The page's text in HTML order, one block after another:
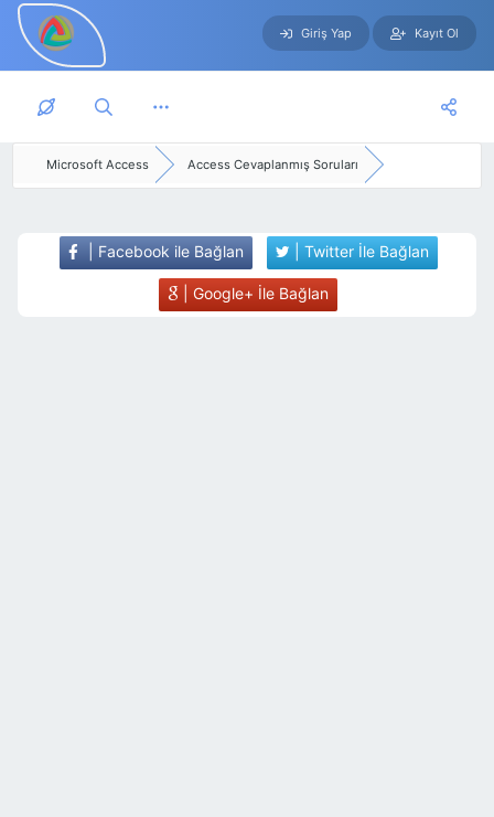
Skip to main content
Giriş Yap Kayıt Ol
Microsoft Access Access Cevaplanmış Soruları
| Facebook ile Bağlan | Twitter İle Bağlan
| Google+ İle Bağlan